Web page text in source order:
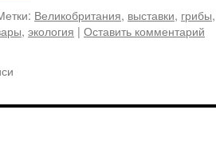
Великобритания, выставки, грибы
, экология | Оставить комментарий